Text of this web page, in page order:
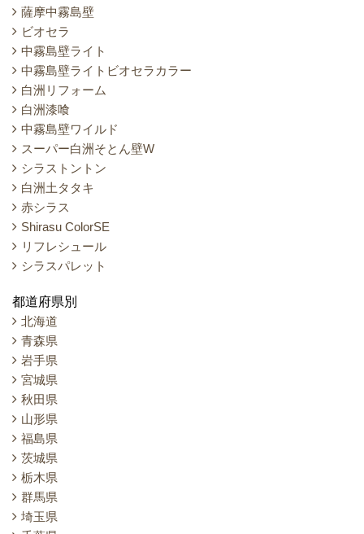
薩摩中霧島壁
ビオセラ
中霧島壁ライト
中霧島壁ライトビオセラカラー
白洲リフォーム
白洲漆喰
中霧島壁ワイルド
スーパー白洲そとん壁W
シラストントン
白洲土タタキ
赤シラス
Shirasu ColorSE
リフレシュール
シラスパレット
都道府県別
北海道
青森県
岩手県
宮城県
秋田県
山形県
福島県
茨城県
栃木県
群馬県
埼玉県